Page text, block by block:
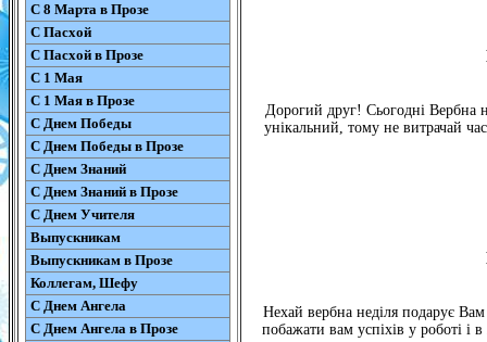
С 8 Марта в Прозе
С Пасхой
С Пасхой в Прозе
С 1 Мая
С 1 Мая в Прозе
С Днем Победы
С Днем Победы в Прозе
С Днем Знаний
С Днем Знаний в Прозе
С Днем Учителя
Выпускникам
Выпускникам в Прозе
Коллегам, Шефу
С Днем Ангела
С Днем Ангела в Прозе
Дорогий друг! Сьогодні Вербна
унікальний, тому не витрачай
Нехай вербна неділя подарує
побажати вам успіхів у роботі і